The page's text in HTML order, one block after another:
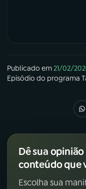
Publicado em21/02/
Episódio do programa
Dê sua
conteúdo que
Escolha sua